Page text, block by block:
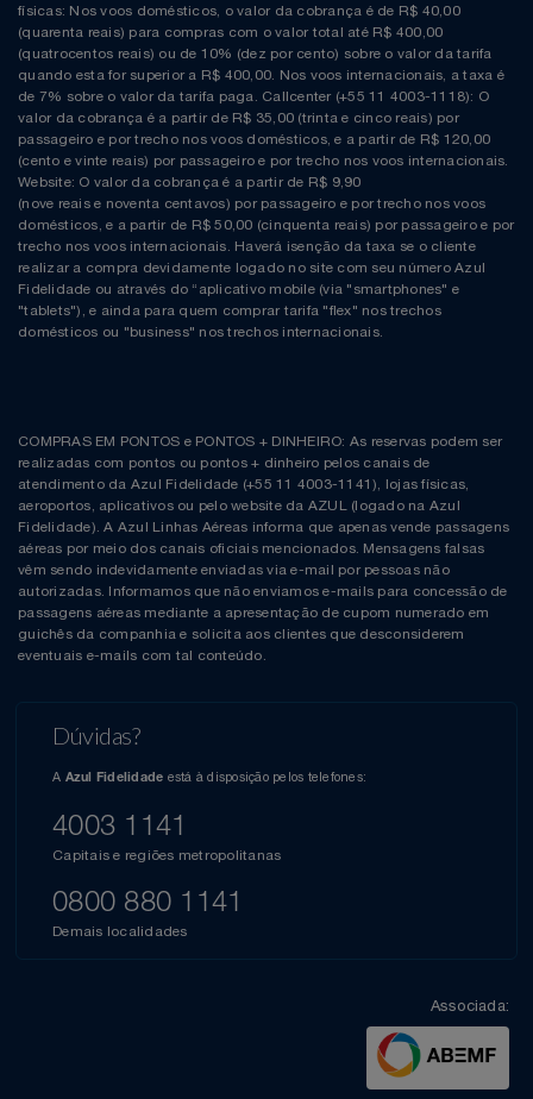
físicas: Nos voos domésticos, o valor da cobrança é de R$ 40,00
(quarenta reais) para compras com o valor total até R$ 400,00
(quatrocentos reais) ou de 10% (dez por cento) sobre o valor da tarifa
quando esta for superior a R$ 400,00. Nos voos internacionais, a taxa é
de 7% sobre o valor da tarifa paga. Callcenter (+55 11 4003-1118): O
valor da cobrança é a partir de R$ 35,00 (trinta e cinco reais) por
passageiro e por trecho nos voos domésticos, e a partir de R$ 120,00
(cento e vinte reais) por passageiro e por trecho nos voos internacionais.
Website: O valor da cobrança é a partir de R$ 9,90
(nove reais e noventa centavos) por passageiro e por trecho nos voos
domésticos, e a partir de R$ 50,00 (cinquenta reais) por passageiro e por
trecho nos voos internacionais. Haverá isenção da taxa se o cliente
realizar a compra devidamente logado no site com seu número Azul
Fidelidade ou através do “aplicativo mobile (via "smartphones" e
"tablets"), e ainda para quem comprar tarifa "flex" nos trechos
domésticos ou "business" nos trechos internacionais.
COMPRAS EM PONTOS e PONTOS + DINHEIRO: As reservas podem ser
realizadas com pontos ou pontos + dinheiro pelos canais de
atendimento da Azul Fidelidade (+55 11 4003-1141), lojas físicas,
aeroportos, aplicativos ou pelo website da AZUL (logado na Azul
Fidelidade). A Azul Linhas Aéreas informa que apenas vende passagens
aéreas por meio dos canais oficiais mencionados. Mensagens falsas
vêm sendo indevidamente enviadas via e-mail por pessoas não
autorizadas. Informamos que não enviamos e-mails para concessão de
passagens aéreas mediante a apresentação de cupom numerado em
guichês da companhia e solicita aos clientes que desconsiderem
eventuais e-mails com tal conteúdo.
Dúvidas?
A Azul Fidelidade está à disposição pelos telefones:
4003 1141
Capitais e regiões metropolitanas
0800 880 1141
Demais localidades
Associada: